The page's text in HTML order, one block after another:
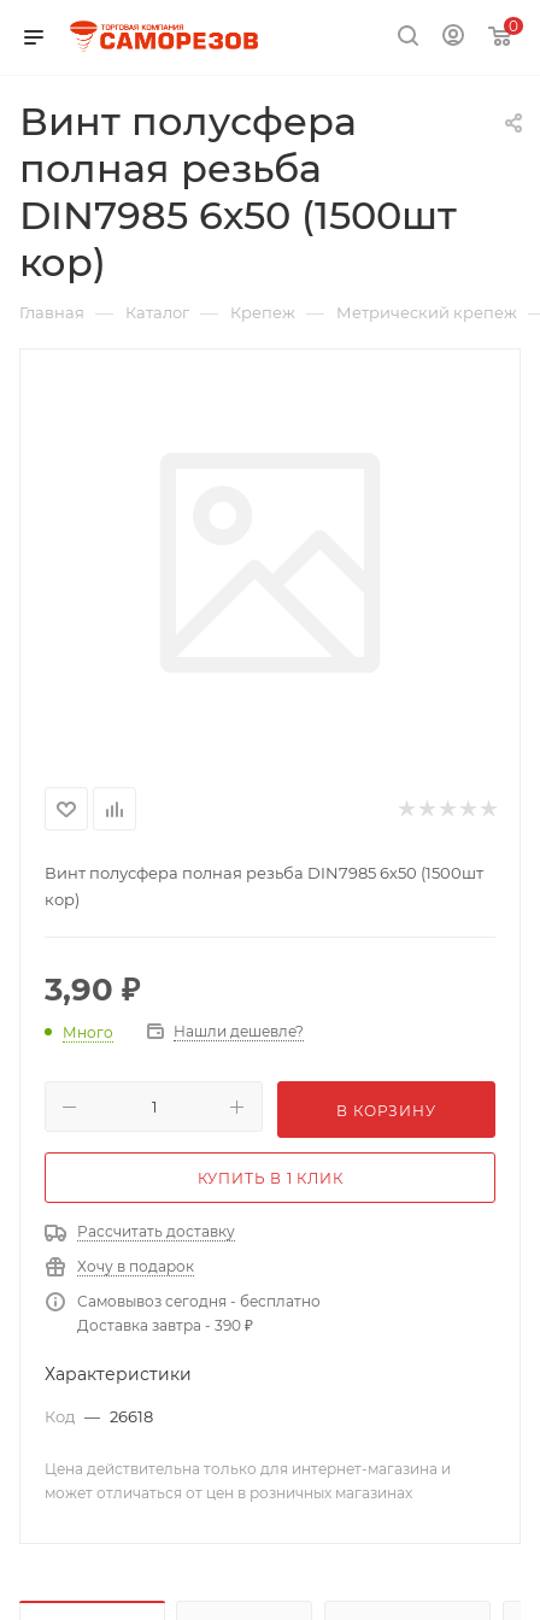
0
Винт полусфера
полная резьба
DIN7985 6х50 (1500шт
кор)
Главная — Каталог — Крепеж — Метрический крепеж
Винт полусфера полная резьба DIN7985 6х50 (1500шт
кор)
3,90 ₽
Много Нашли дешевле?
В КОРЗИНУ
КУПИТЬ В 1 КЛИК
Рассчитать доставку
Хочу в подарок
Самовывоз сегодня - бесплатно
Доставка завтра - 390 ₽
Характеристики
Код — 26618
Цена действительна только для интернет-магазина и
может отличаться от цен в розничных магазинах